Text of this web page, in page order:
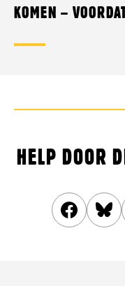
KOMEN –
HELP DOOR
Deel